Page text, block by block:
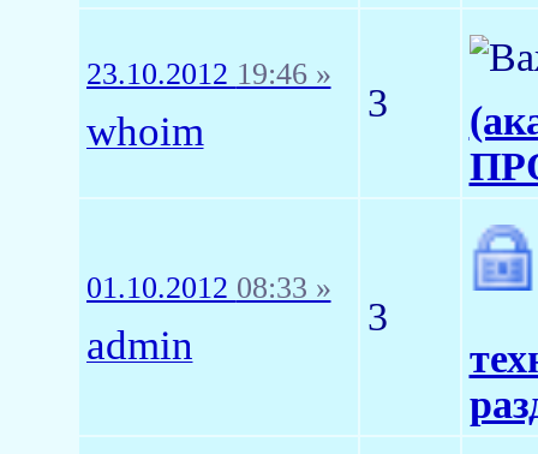
23.10.2012 19:46 »
whoim
3
01.10.2012 08:33 »
admin
3